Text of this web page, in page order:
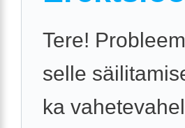
Tere!
selle
ka